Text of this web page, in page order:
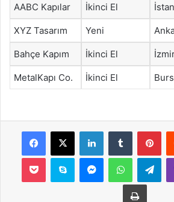
AABC Kapılar İkinci El
XYZ Tasarım Yeni
Bahçe Kapım İkinci El
MetalKapı Co. İkinci El
Facebook
X LinkedInTumblr
Pocket Skype MessengerWhatsApp
Yazdır